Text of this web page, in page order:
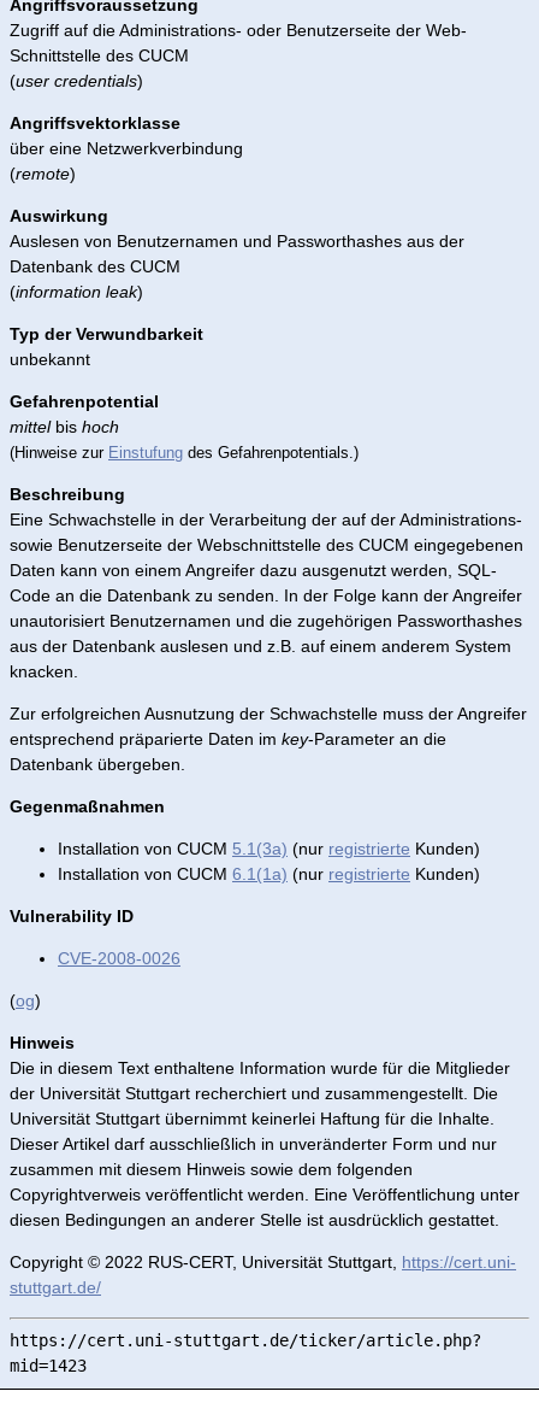
Angriffsvoraussetzung
Zugriff auf die Administrations- oder Benutzerseite der Web-
Schnittstelle des CUCM
(user credentials)
Angriffsvektorklasse
über eine Netzwerkverbindung
(remote)
Auswirkung
Auslesen von Benutzernamen und Passworthashes aus der
Datenbank des CUCM
(information leak)
Typ der Verwundbarkeit
unbekannt
Gefahrenpotential
mittelbis hoch
(Hinweise zur Einstufung des Gefahrenpotentials.)
Beschreibung
Eine Schwachstelle in der Verarbeitung der auf der Administrations-
sowie Benutzerseite der Webschnittstelle des CUCM eingegebenen
Daten kann von einem Angreifer dazu ausgenutzt werden, SQL-
Code an die Datenbank zu senden. In der Folge kann der Angreifer
unautorisiert Benutzernamen und die zugehörigen Passworthashes
aus der Datenbank auslesen und z.B. auf einem anderem System
knacken.
Zur erfolgreichen Ausnutzung der Schwachstelle muss der Angreifer
entsprechend präparierte Daten im key-Parameter an die
Datenbank übergeben.
Gegenmaßnahmen
Installation von CUCM 5.1(3a) (nur registrierte Kunden)
Installation von CUCM 6.1(1a) (nur registrierte Kunden)
Vulnerability ID
CVE-2008-0026
(og)
Hinweis
Die in diesem Text enthaltene Information wurde für die Mitglieder
der Universität Stuttgart recherchiert und zusammengestellt. Die
Universität Stuttgart übernimmt keinerlei Haftung für die Inhalte.
Dieser Artikel darf ausschließlich in unveränderter Form und nur
zusammen mit diesem Hinweis sowie dem folgenden
Copyrightverweis veröffentlicht werden. Eine Veröffentlichung unter
diesen Bedingungen an anderer Stelle ist ausdrücklich gestattet.
Copyright © 2022 RUS-CERT, Universität Stuttgart, https://cert.uni-
stuttgart.de/
https://cert.uni-stuttgart.de/ticker/article.php?
mid=1423